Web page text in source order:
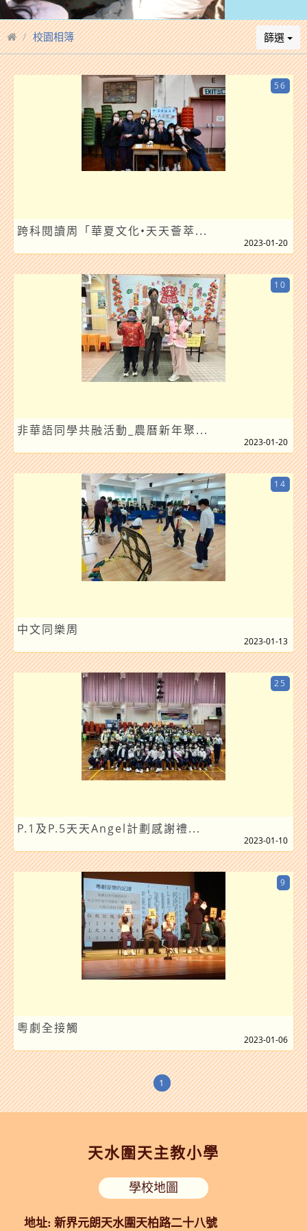
校園相簿 篩選
跨科閱讀周「華夏文化•天天薈萃...
56
2023-01-20
非華語同學共融活動_農曆新年聚...
10
2023-01-20
中文同樂周
14
2023-01-13
P.1及P.5天天Angel計劃感謝禮...
25
2023-01-10
粵劇全接觸
9
2023-01-06
1
天水圍天主教小學
地址: 新界元朗天水圍天柏路二十八號
學校地圖